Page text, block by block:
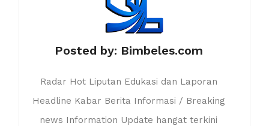
Posted by: Bimbeles.com
Radar Hot Liputan Edukasi dan Laporan
Headline Kabar Berita Informasi / Breaking
news Information Update hangat terkini